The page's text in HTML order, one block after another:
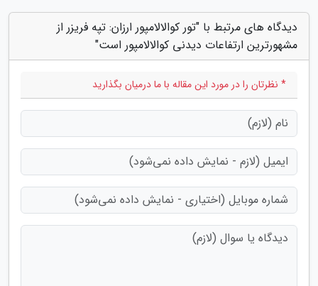
دیدگاه های مرتبط با "تور کوالالامپور ارزان: تپه فریزر از
مشهورترین ارتفاعات دیدنی کوالالامپور است"
* نظرتان را در مورد این مقاله با ما درمیان بگذارید